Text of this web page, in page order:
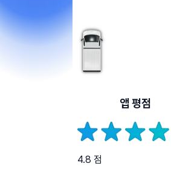
앱 평점
4.8 점